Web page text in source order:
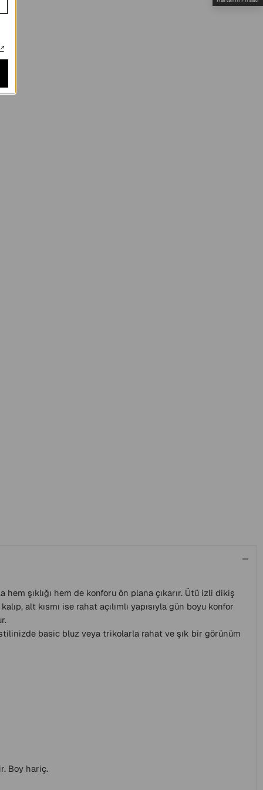
şıklığı hem de konforu ön plana çıkarır. Ütü izli dikiş
alt kısmı ise rahat açılımlı yapısıyla gün boyu konfor
basic bluz veya trikolarla rahat ve şık bir görünüm
Boy hariç.